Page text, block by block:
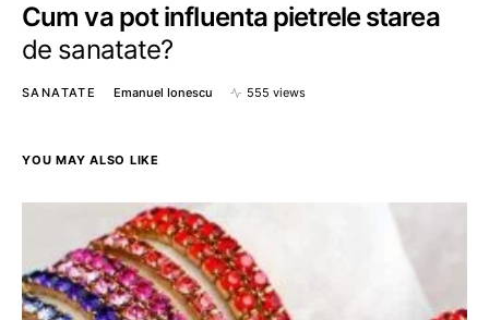
Cum va pot influenta pietrele starea
de sanatate?
SANATATE Emanuel Ionescu 555 views
YOU MAY ALSO LIKE